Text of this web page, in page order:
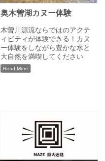
奥木曽湖カヌー体験
木曽川源流ならではのアクテ
ィビティが体験できる！カヌ
ー体験をしながら豊かな水と
大自然を満喫してください
Read More